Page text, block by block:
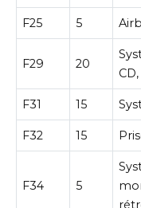
F25 5
F29 20
F31 15
F32 15
F34 5